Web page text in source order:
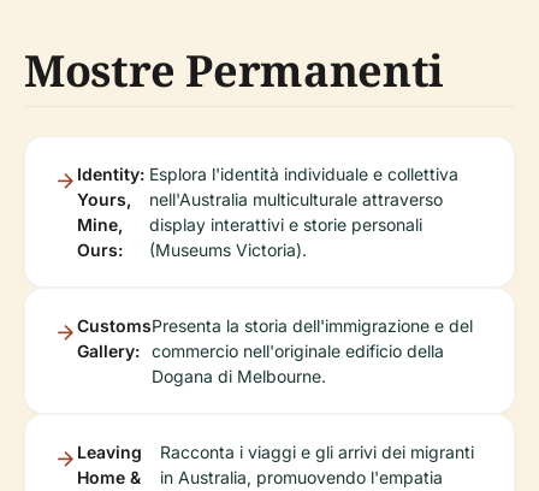
Mostre Permanenti
Identity:
Yours,
Mine,
Ours:
Esplora l'identità individuale e collettiva
nell'Australia multiculturale attraverso
display interattivi e storie personali
(Museums Victoria).
Customs
Gallery:
Presenta la storia dell'immigrazione e del
commercio nell'originale edificio della
Dogana di Melbourne.
Leaving
Home &
Racconta i viaggi e gli arrivi dei migranti
in Australia, promuovendo l'empatia